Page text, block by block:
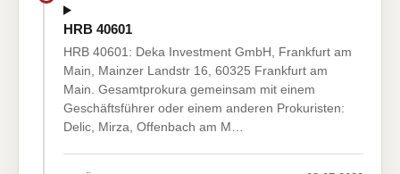
HRB 40601
HRB 40601: Deka Investment GmbH, Frankfurt am
Main, Mainzer Landstr 16, 60325 Frankfurt am
Main. Gesamtprokura gemeinsam mit einem
Geschäftsführer oder einem anderen Prokuristen:
Delic, Mirza, Offenbach am M…